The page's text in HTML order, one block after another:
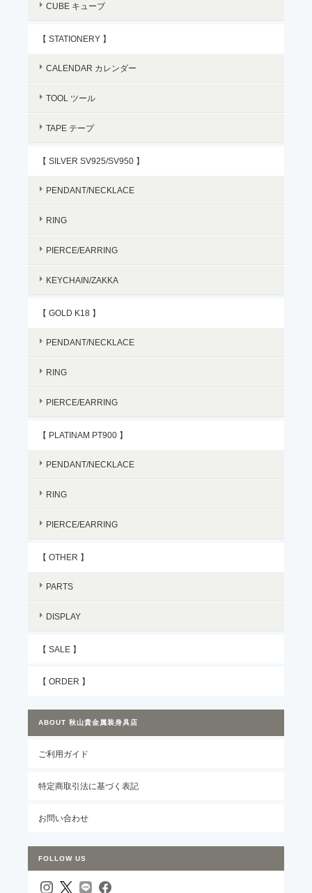
CUBE キューブ
【 STATIONERY 】
CALENDAR カレンダー
TOOL ツール
TAPE テープ
【 SILVER SV925/SV950 】
PENDANT/NECKLACE
RING
PIERCE/EARRING
KEYCHAIN/ZAKKA
【 GOLD K18 】
PENDANT/NECKLACE
RING
PIERCE/EARRING
【 PLATINAM PT900 】
PENDANT/NECKLACE
RING
PIERCE/EARRING
【 OTHER 】
PARTS
DISPLAY
【 SALE 】
【 ORDER 】
ABOUT 秋山貴金属装身具店
ご利用ガイド
特定商取引法に基づく表記
お問い合わせ
FOLLOW US